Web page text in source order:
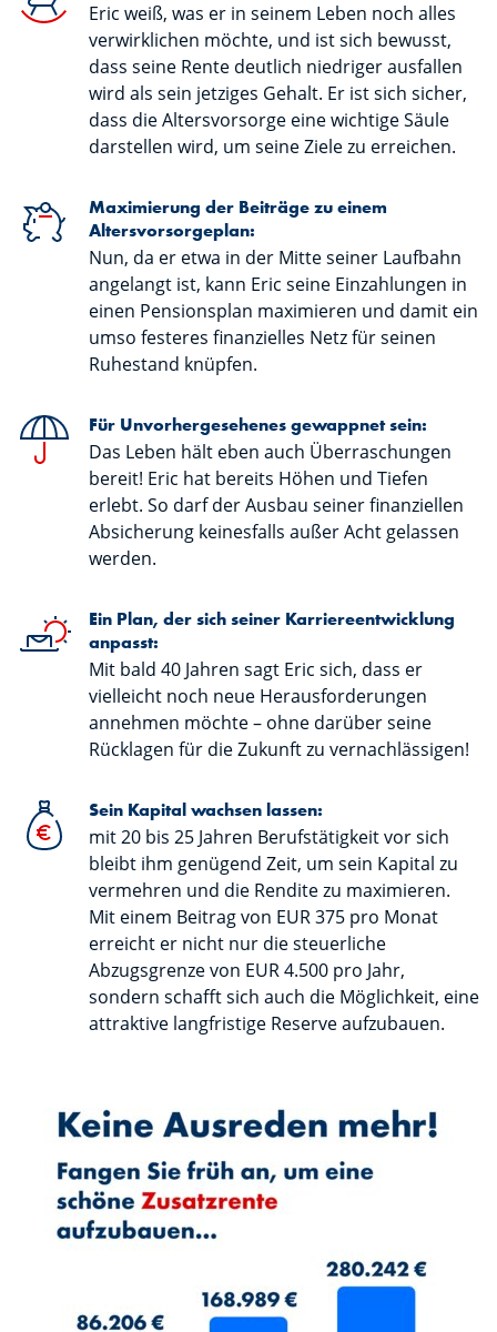
Eric weiß, was er in seinem Leben noch alles
verwirklichen möchte, und ist sich bewusst,
dass seine Rente deutlich niedriger ausfallen
wird als sein jetziges Gehalt. Er ist sich sicher,
dass die Altersvorsorge eine wichtige Säule
darstellen wird, um seine Ziele zu erreichen.
Maximierung der Beiträge zu einem
Altersvorsorgeplan:
Nun, da er etwa in der Mitte seiner Laufbahn
angelangt ist, kann Eric seine Einzahlungen in
einen Pensionsplan maximieren und damit ein
umso festeres finanzielles Netz für seinen
Ruhestand knüpfen.
Für Unvorhergesehenes gewappnet sein:
Das Leben hält eben auch Überraschungen
bereit! Eric hat bereits Höhen und Tiefen
erlebt. So darf der Ausbau seiner finanziellen
Absicherung keinesfalls außer Acht gelassen
werden.
Ein Plan, der sich seiner Karriereentwicklung
anpasst:
Mit bald 40 Jahren sagt Eric sich, dass er
vielleicht noch neue Herausforderungen
annehmen möchte – ohne darüber seine
Rücklagen für die Zukunft zu vernachlässigen!
Sein Kapital wachsen lassen:
mit 20 bis 25 Jahren Berufstätigkeit vor sich
bleibt ihm genügend Zeit, um sein Kapital zu
vermehren und die Rendite zu maximieren.
Mit einem Beitrag von EUR 375 pro Monat
erreicht er nicht nur die steuerliche
Abzugsgrenze von EUR 4.500 pro Jahr,
sondern schafft sich auch die Möglichkeit, eine
attraktive langfristige Reserve aufzubauen.